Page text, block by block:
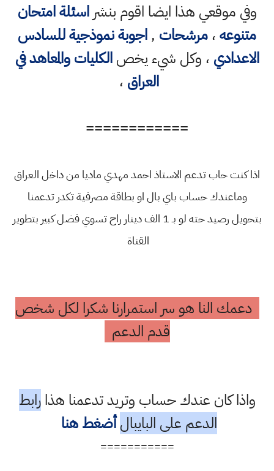
وفي موقعي هذا ايضا اقوم بنشراسئلة امتحان
متنوعه،مرشحات ,اجوبة نموذجية للسادس
الاعدادي ، وكل شيء يخصالكليات والمعاهد في
العراق ،
============
اذا كنت حاب تدعم الاستاذ احمد مهدي ماديا من داخل العراق
وماعندك حساب باي بال او بطاقة مصرفية تكدر تدعمنا
بتحويل رصيد حته لو بـ 1 الف دينار راح تسوي فضل كبير بتطوير
القناة
دعمك النا هو سر استمرارنا شكرا لكل شخص
قدم الدعم
واذا كان عندك حساب وتريد تدعمنا هذارابط
الدعم على البايبال أضغط هنا
===========